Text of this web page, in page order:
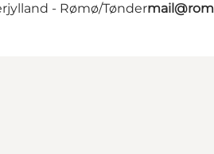
- Rømø/Tønder